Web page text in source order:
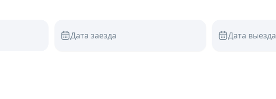
Дата заезда Дата выезда